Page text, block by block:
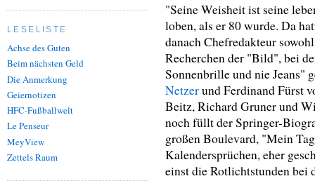
LESELISTE
Achse des Guten
Beim nächsten Geld
Die Anmerkung
Geiernotizen
HFC-Fußballwelt
Le Penseur
MeyView
Zettels Raum
"Seine Weisheit ist seine
loben, als er 80 wurde. Da
danach Chefredakteur
Recherchen der "Bild", bei
Sonnenbrille und nie Jeans"
Netzerund Ferdinand Fürst
Beitz, Richard Gruner und
noch füllt der Springer-
großen Boulevard, "Mein
Kalendersprüchen, eher
einst die Rotlichtstunden bei